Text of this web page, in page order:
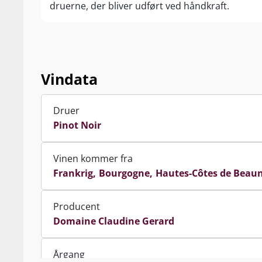
druerne, der bliver udført ved håndkraft.
Vindata
Druer
Pinot Noir
Vinen kommer fra
Frankrig Bourgogne Hautes-Côtes de
Producent
Domaine Claudine Gerard
Årgang